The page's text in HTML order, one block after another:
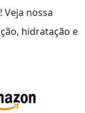
Veja nossa
hidratação e